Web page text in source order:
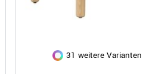
31 weitere Varianten